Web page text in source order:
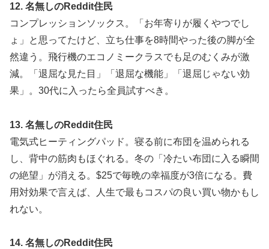
12. 名無しのReddit住民
コンプレッションソックス。「お年寄りが履くやつでし
ょ」と思ってたけど、立ち仕事を8時間やった後の脚が全
然違う。飛行機のエコノミークラスでも足のむくみが激
減。「退屈な見た目」「退屈な機能」「退屈じゃない効
果」。30代に入ったら全員試すべき。
13. 名無しのReddit住民
電気式ヒーティングパッド。寝る前に布団を温められる
し、背中の筋肉もほぐれる。冬の「冷たい布団に入る瞬間
の絶望」が消える。$25で毎晩の幸福度が3倍になる。費
用対効果で言えば、人生で最もコスパの良い買い物かもし
れない。
14. 名無しのReddit住民